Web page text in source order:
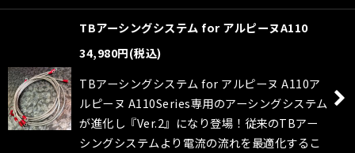
TBアーシングシステム for アルピーヌA110
34,980円(税込)
TBアーシングシステム for アルピーヌ A110ア
ルピーヌ A110Series専用のアーシングシステム
が進化し『Ver.2』になり登場！従来のTBアー
シングシステムより電流の流れを最適化するこ